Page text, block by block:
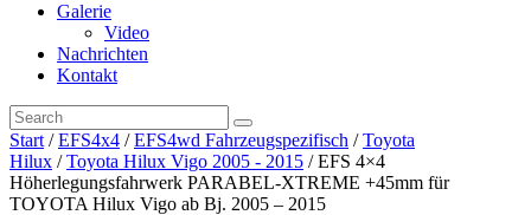
Galerie
Video
Nachrichten
Kontakt
Start /EFS4x4 /EFS4wd Fahrzeugspezifisch /Toyota
Hilux /Toyota Hilux Vigo 2005 - 2015 / EFS 4×4
Höherlegungsfahrwerk PARABEL-XTREME +45mm für
TOYOTA Hilux Vigo ab Bj. 2005 – 2015